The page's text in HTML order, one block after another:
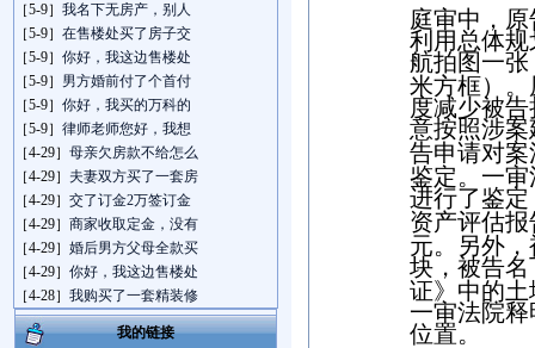
［5-9］ 我名下无房产，别人
［5-9］ 在售楼处买了房子交
［5-9］ 你好，我这边售楼处
［5-9］ 男方婚前付了个首付
［5-9］ 你好，我买的万科的
［5-9］ 律师老师您好，我想
［4-29］ 母亲欠房款不给怎么
［4-29］ 夫妻双方买了一套房
［4-29］ 交了订金2万签订金
［4-29］ 商家收取定金，没有
［4-29］ 婚后男方父母全款买
［4-29］ 你好，我这边售楼处
［4-28］ 我购买了一套精装修
我的链接
庭审中，
利用总体
航拍图一
米方框）
度减少被
意按照涉
告申请对
鉴定。一
进行了鉴
资产评估
元。另外，
块，被告
证》中的
一审法院
位置。